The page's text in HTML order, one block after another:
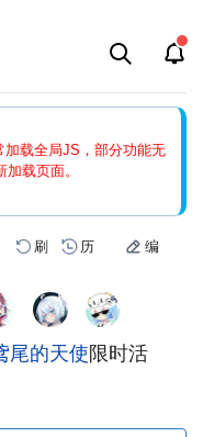
载全局JS，部分功能无
加载页面。
果还有问题，请多尝试几
刷 历 编
尾的天使 限时活